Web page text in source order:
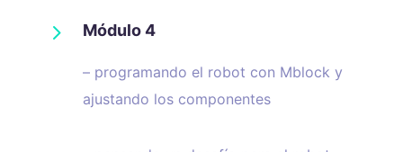
5 Módulo 4
– programando el robot con Mblock y
ajustando los componentes